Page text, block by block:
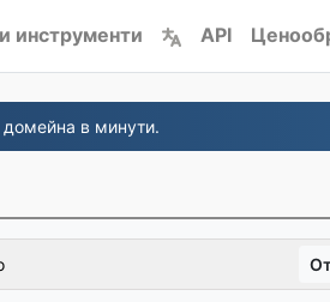
инструменти API
домейна в минути.